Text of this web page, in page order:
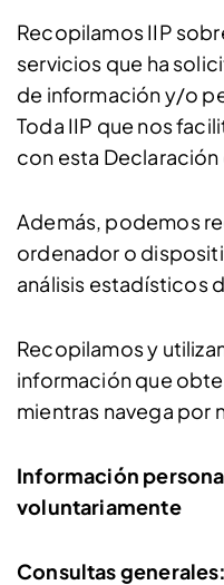
Recopilamos IIP
servicios que ha
de información y/o
Toda IIP que nos
con esta
Además, podemos
ordenador o
análisis estadísticos
Recopilamos y
información que
mientras navega por
Información
voluntariamente
Consultas generales: